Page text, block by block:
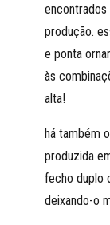
produção.
e ponta
às
alta!
há também o
produzida
fecho duplo
deixando-o